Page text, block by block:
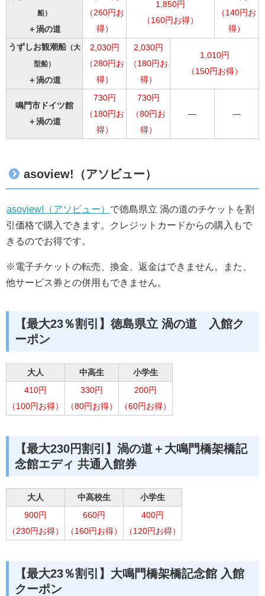
船）
＋渦の道
（260円お
得）
1,850円
（160円お得）
（140円お
得）
うずしお観潮船 （大
型船）
＋渦の道
2,030円
（280円お
得）
2,030円
（180円お
得）
1,010円
（150円お得）
鳴門市ドイツ館
＋渦の道
730円
（180円お
得）
730円
（80円お
得）
― ―
asoview!（アソビュー）
asoview!（アソビュー） で徳島県立 渦の道のチケットを割
引価格で購入できます。クレジットカードからの購入もで
きるのでお得です。
※電子チケットの転売、換金、返金はできません。また、
他サービス券との併用もできません。
【最大23％割引】徳島県立 渦の道 入館ク
ーポン
大人 中高生
小学生
410円
（100円お得）
330円
（80円お得）
200円
（60円お得）
【最大230円割引】渦の道＋大鳴門橋架橋記
念館エディ 共通入館券
大人 中高校生
小学生
900円
（230円お得）
660円
（160円お得）
400円
（120円お得）
【最大23％割引】大鳴門橋架橋記念館 入館
クーポン